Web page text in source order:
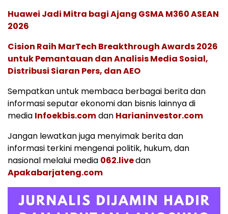
Huawei Jadi Mitra bagi Ajang GSMA M360 ASEAN
2026
Cision Raih MarTech Breakthrough Awards 2026
untuk Pemantauan dan Analisis Media Sosial,
Distribusi Siaran Pers, dan AEO
Sempatkan untuk membaca berbagai berita dan
informasi seputar ekonomi dan bisnis lainnya di
media Infoekbis.comdan Harianinvestor.com
Jangan lewatkan juga menyimak berita dan
informasi terkini mengenai politik, hukum, dan
nasional melalui media 062.livedan
Apakabarjateng.com